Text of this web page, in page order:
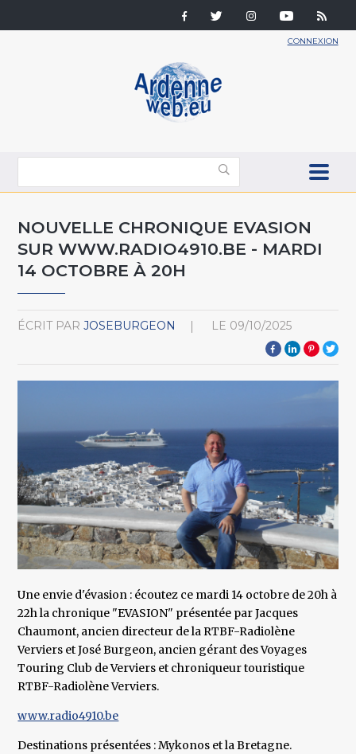
CONNEXION
NOUVELLE CHRONIQUE EVASION
SUR WWW.RADIO4910.BE - MARDI
14 OCTOBRE À 20H
ÉCRIT PAR JOSEBURGEON LE 09/10/2025
Une envie d'évasion : écoutez ce mardi 14 octobre de 20h à
22h la chronique "EVASION" présentée par Jacques
Chaumont, ancien directeur de la RTBF-Radiolène
Verviers et José Burgeon, ancien gérant des Voyages
Touring Club de Verviers et chroniqueur touristique
RTBF-Radiolène Verviers.
www.radio4910.be
Destinations présentées : Mykonos et la Bretagne.